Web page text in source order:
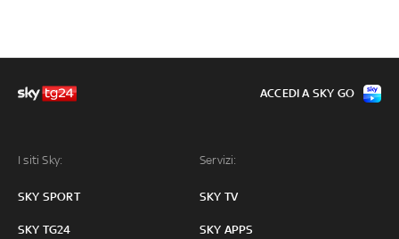
I siti Sky:
SKY SPORT
SKY TG24
Servizi:
SKY TV
SKY APPS
ACCEDI A SKY GO